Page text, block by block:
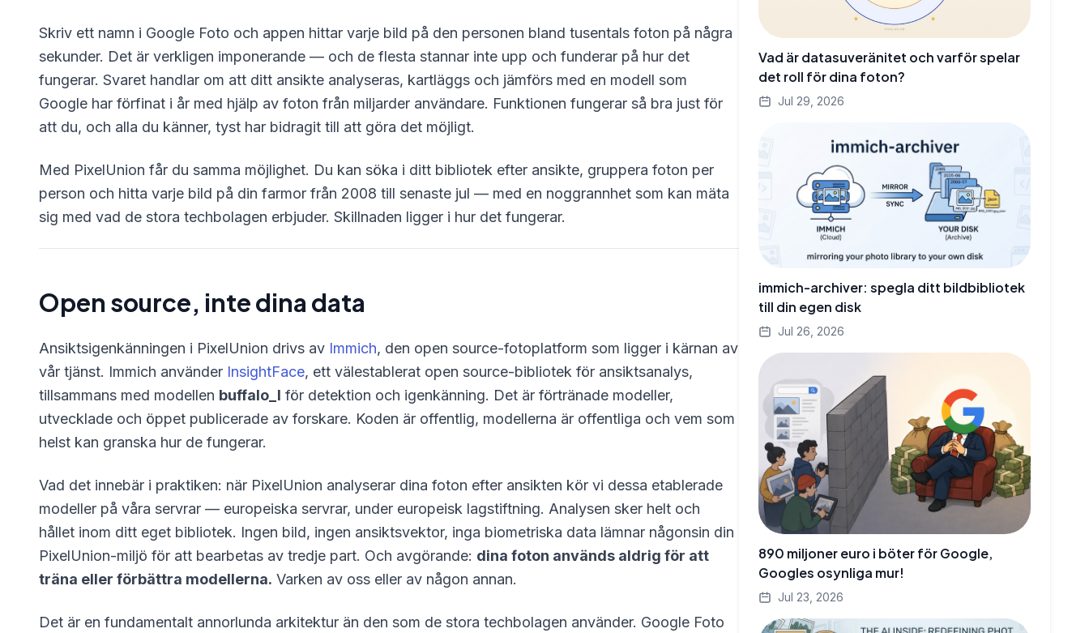
Skriv ett namn i Google Foto och appen hittar varje bild på den personen bland tusentals foton på några
sekunder. Det är verkligen imponerande — och de flesta stannar inte upp och funderar på hur det
fungerar. Svaret handlar om att ditt ansikte analyseras, kartläggs och jämförs med en modell som
Google har förfinat i år med hjälp av foton från miljarder användare. Funktionen fungerar så bra just för
att du, och alla du känner, tyst har bidragit till att göra det möjligt.
Med PixelUnion får du samma möjlighet. Du kan söka i ditt bibliotek efter ansikte, gruppera foton per
person och hitta varje bild på din farmor från 2008 till senaste jul — med en noggrannhet som kan mäta
sig med vad de stora techbolagen erbjuder. Skillnaden ligger i hur det fungerar.
Open source, inte dina data
Ansiktsigenkänningen i PixelUnion drivs av Immich, den open source-fotoplatform som ligger i kärnan av
vår tjänst. Immich använder InsightFace, ett välestablerat open source-bibliotek för ansiktsanalys,
tillsammans med modellen buffalo_l för detektion och igenkänning. Det är förtränade modeller,
utvecklade och öppet publicerade av forskare. Koden är offentlig, modellerna är offentliga och vem som
helst kan granska hur de fungerar.
Vad det innebär i praktiken: när PixelUnion analyserar dina foton efter ansikten kör vi dessa etablerade
modeller på våra servrar — europeiska servrar, under europeisk lagstiftning. Analysen sker helt och
hållet inom ditt eget bibliotek. Ingen bild, ingen ansiktsvektor, inga biometriska data lämnar någonsin din
PixelUnion-miljö för att bearbetas av tredje part. Och avgörande: dina foton används aldrig för att
träna eller förbättra modellerna. Varken av oss eller av någon annan.
Det är en fundamentalt annorlunda arkitektur än den som de stora techbolagen använder. Google Foto
Vad är datasuveränitet och varför spelar
det roll för dina foton?
Jul 29, 2026
immich-archiver: spegla ditt bildbibliotek
till din egen disk
Jul 26, 2026
890 miljoner euro i böter för Google,
Googles osynliga mur!
Jul 23, 2026